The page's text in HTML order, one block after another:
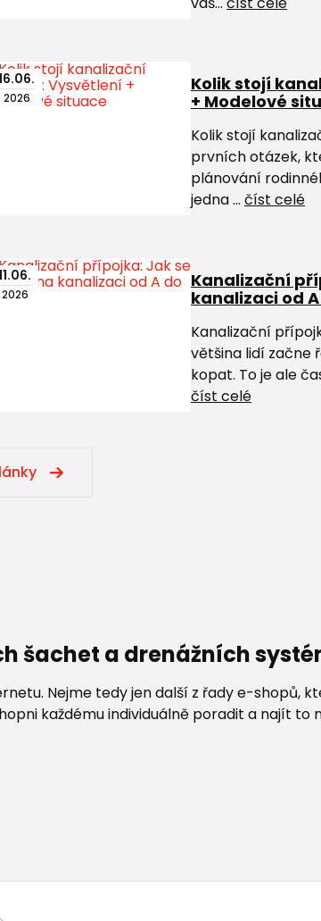
.06.
2026
Kolik stojí
+ Modelové
Kolik stojí
prvních otázek,
plánování
jedna ... číst celé
.06.
2026
Kanalizační
kanalizaci od A
Kanalizační
většina lidí začne
kopat. To je ale
číst celé
šachet a drenážních
Nejme tedy jen další z řady e-shopů,
každému individuálně poradit a najít to